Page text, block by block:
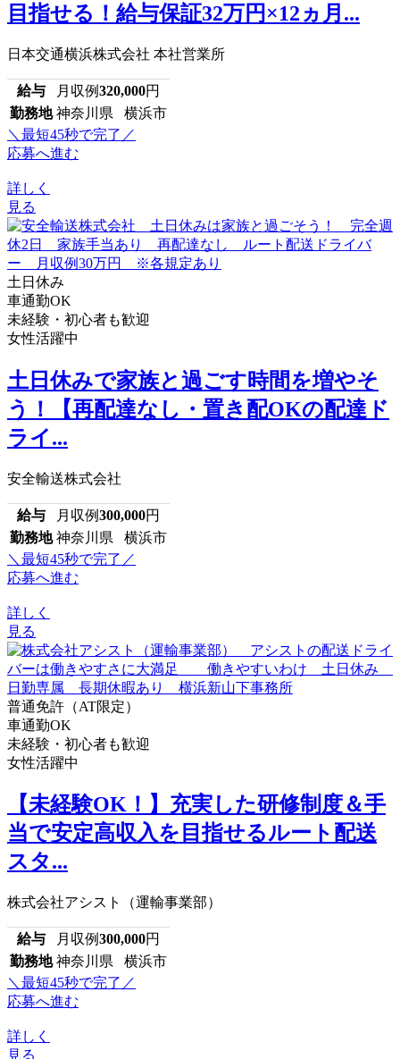
目指せる！給与保証32万円×12ヵ月...
日本交通横浜株式会社 本社営業所
給与 月収例320,000円
勤務地 神奈川県 横浜市
＼最短45秒で完了／
応募へ進む
詳しく
見る
土日休み
車通勤OK
未経験・初心者も歓迎
女性活躍中
土日休みで家族と過ごす時間を増やそ
う！【再配達なし・置き配OKの配達ド
ライ...
安全輸送株式会社
給与 月収例300,000円
勤務地 神奈川県 横浜市
＼最短45秒で完了／
応募へ進む
詳しく
見る
普通免許（AT限定）
車通勤OK
未経験・初心者も歓迎
女性活躍中
【未経験OK！】充実した研修制度＆手
当で安定高収入を目指せるルート配送
スタ...
株式会社アシスト（運輸事業部）
給与 月収例300,000円
勤務地 神奈川県 横浜市
＼最短45秒で完了／
応募へ進む
詳しく
見る